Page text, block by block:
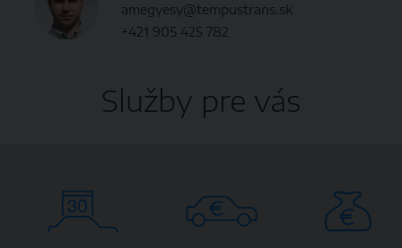
amegyesy@tempustrans.sk
+421 905 425 782
Služby pre vás